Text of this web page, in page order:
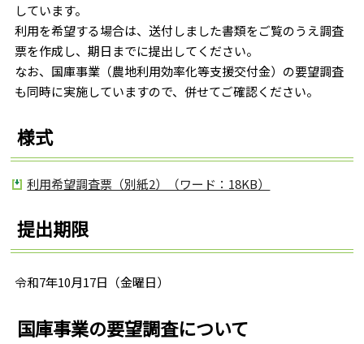
しています。
利用を希望する場合は、送付しました書類をご覧のうえ調査
票を作成し、期日までに提出してください。
なお、国庫事業（農地利用効率化等支援交付金）の要望調査
も同時に実施していますので、併せてご確認ください。
様式
利用希望調査票（別紙2）（ワード：18KB）
提出期限
令和7年10月17日（金曜日）
国庫事業の要望調査について